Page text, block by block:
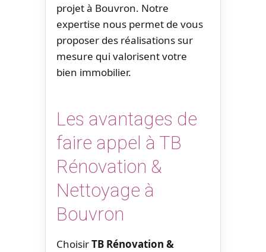
projet à Bouvron. Notre
expertise nous permet de vous
proposer des réalisations sur
mesure qui valorisent votre
bien immobilier.
Les avantages de
faire appel à TB
Rénovation &
Nettoyage à
Bouvron
ChoisirTB Rénovation &